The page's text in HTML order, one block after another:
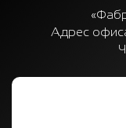
Адрес